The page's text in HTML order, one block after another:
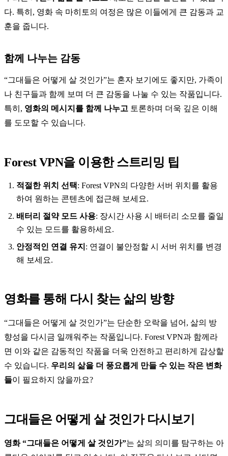
다. 특히, 영화 속 마히토의 여정은 많은 이들에게 큰 감동과 교
훈을 줍니다.
함께 나누는 감동
“그대들은 어떻게 살 것인가”는 혼자 보기에도 좋지만, 가족이
나 친구들과 함께 보며 더 큰 감동을 나눌 수 있는 작품입니다.
특히, 영화의 메시지를 함께 나누고 토론하며 더욱 깊은 이해
를 도모할 수 있습니다.
Forest VPN을 이용한 스트리밍 팁
적절한 위치 선택: Forest VPN의 다양한 서버 위치를 활용
하여 원하는 콘텐츠에 접근해 보세요.
배터리 절약 모드 사용: 장시간 사용 시 배터리 소모를 줄일
수 있는 모드를 활용하세요.
안정적인 연결 유지 : 연결이 불안정할 시 서버 위치를 변경
해 보세요.
영화를 통해 다시 찾는 삶의 방향
“그대들은 어떻게 살 것인가”는 단순한 오락을 넘어, 삶의 방
향성을 다시금 일깨워주는 작품입니다. Forest VPN과 함께라
면 이와 같은 감동적인 작품을 더욱 안전하고 편리하게 감상할
수 있습니다. 우리의 삶을 더 풍요롭게 만들 수 있는 작은 변화
들이 필요하지 않을까요?
그대들은 어떻게 살 것인가 다시보기
영화 “그대들은 어떻게 살 것인가”는 삶의 의미를 탐구하는 아